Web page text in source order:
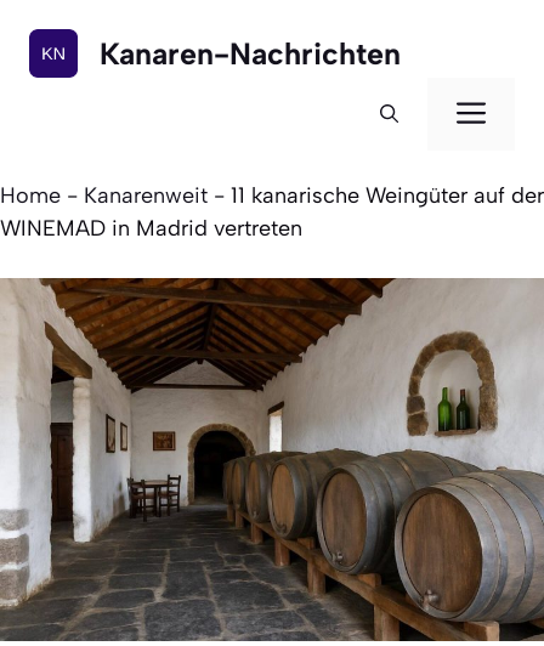
Inhalt
springen
Kanaren-Nachrichten
Home - Kanarenweit - 11 kanarische Weingüter auf der
WINEMAD in Madrid vertreten